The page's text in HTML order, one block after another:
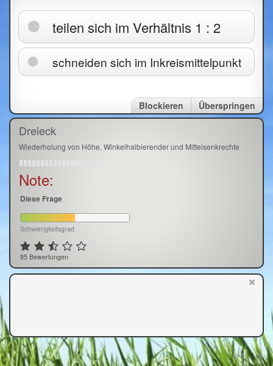
teilen sich im Verhältnis 1 : 2
schneiden sich im Inkreismittelpunkt
Überspringen
Blockieren
Dreieck
Wiederholung von Höhe, Winkelhalbierender und Mittelsenkrechte
Note:
Diese Frage
Schwierigkeitsgrad
95 Bewertungen